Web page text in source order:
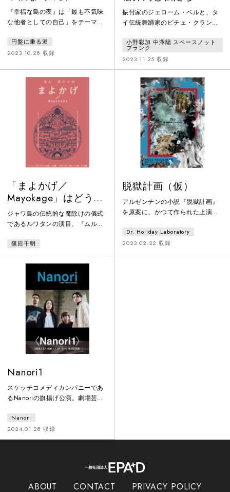
『幸福な島の夜』は「最も不気味
な他者としての自己」をテーマと
何もない現代においては、あらゆ
るものが少し見方を変えるだけ
う存在すら突如として見慣れない
ものに感じられ、全く捉えられな
い、不可解なものとして立ち現れ
てくる。不安定なものたちが不安
定なまま点在するこの世界の「現
実」の様相を、寓話的な物語を通
じて描く。
円盤に乗る派
2023.10.28 収録
振付家のジェローム・ベルと、タ
イ伝統舞踊家のピチェ・クランチ
問い掛け合い検証する舞台『ピチ
ェ・クランチェンと私』のアイデ
アをトレースする。舞台芸術の新
野彩加 中澤陽 スペースノットブ
ランク］。演劇を通じて、人間と
世界の虚実入り混じった仕組みを
表現するユニット［サンプル］を
主宰する劇作家・演出家・俳優の
松井周。出自、創造性、世代な
ど、あらゆ
小野彩加 中澤陽 スペースノット
ブランク
2023.11.25 収録
「まよかげ／
Mayokage」はどうや
って出来たのか
ジャワ島の伝統的な魔除けの儀式
であるルワタンの演目、『ムルワ
よかげ/Mayokage』。その作品づ
くりの過程を関係者やリサーチ協
力者の話をもとに振り返る。
篠田千明
脱獄計画（仮）
アルゼンチンの小説『脱獄計画』
を原案に、かつて作られた上演に
ュアーであるロビンは、上演で何
が起こったのかを探っていくはず
Dr. Holiday Laboratory
2023.02.22 収録
Nanori1
スケッチコメディカンパニーであ
るNanoriの旗揚げ公演。劇場芸術
コンセプトの元、コント（寸劇）
を暗転なしでシームレスに繋げ、
悲劇性を含んだ表現も含め「笑
Nanori
2024.01.28 収録
ABOUT CONTACT PRIVACY POLICY